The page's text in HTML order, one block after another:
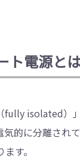
ト電源と
fully isolated）
気的に分離され
す。